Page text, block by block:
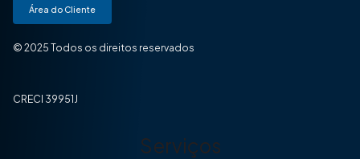
Área do Cliente
© 2025 Todos os direitos reservados
CRECI 39951J
Serviços